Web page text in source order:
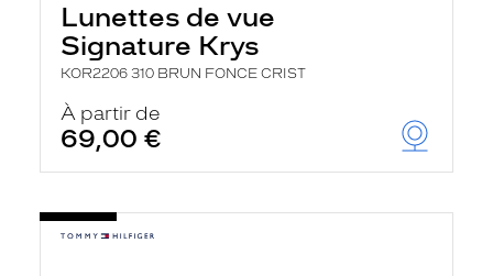
Lunettes de vue
Signature Krys
KOR2206 310 BRUN FONCE CRIST
À partir de
69,00 €